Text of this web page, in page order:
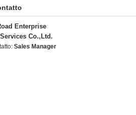
Enterprise
Co.,Ltd.
Sales Manager